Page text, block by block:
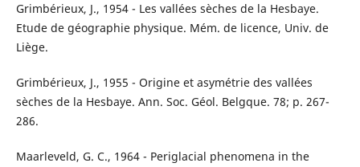
Grimbérieux, J., 1954 - Les vallées sèches de la Hesbaye.
Etude de géographie physique. Mém. de licence, Univ. de
Liège.
Grimbérieux, J., 1955 - Origine et asymétrie des vallées
sèches de la Hesbaye. Ann. Soc. Géol. Belgque. 78; p. 267-
286.
Maarleveld, G. C., 1964 - Periglacial phenomena in the